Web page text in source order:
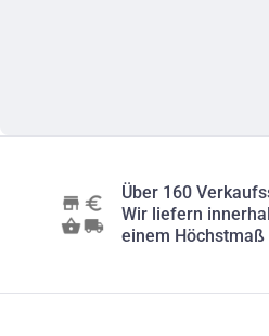
Über 160
Wir liefern
einem